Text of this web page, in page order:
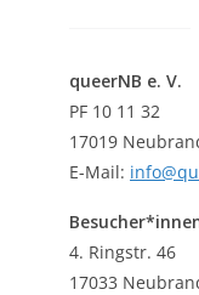
queerNB e. V.
PF 10 11 32
17019
E-Mail:
4. Ringstr. 46
17033